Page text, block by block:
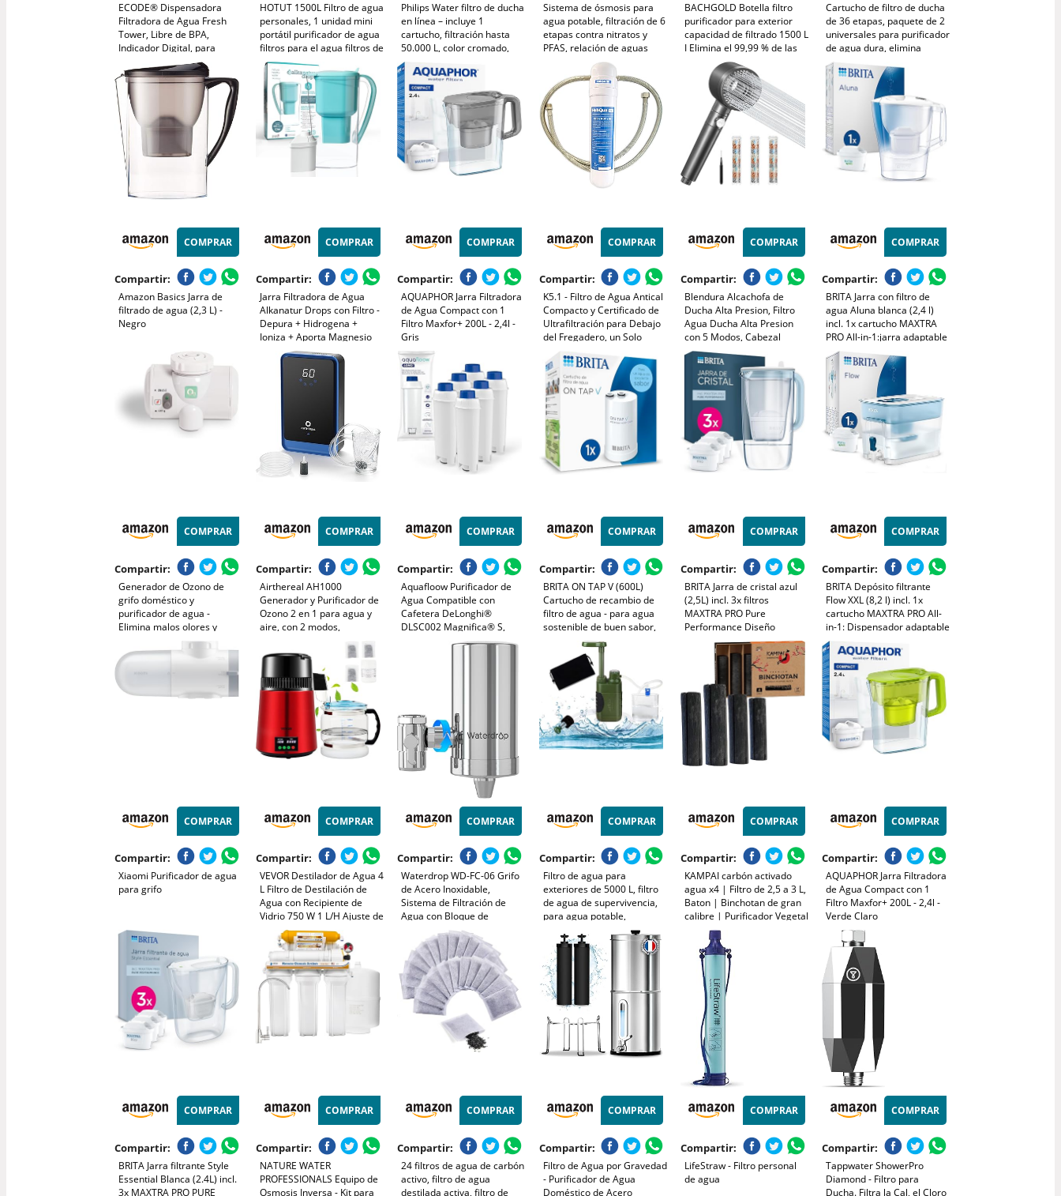
ECODE® Dispensadora
Filtradora de Agua Fresh
Tower, Libre de BPA,
Indicador Digital, para
Nevera, Incluye Filtro
purificador Compatible,
Capacidad de 9.5L, Larga
Duración - Water Filter jug
HOTUT 1500L Filtro de agua
personales, 1 unidad mini
portátil purificador de agua
filtros para el agua filtros de
agua de camping, filtro de
agua de exterior para
emergencias elimina el
99,99% de las
Philips Water filtro de ducha
en línea – incluye 1
cartucho, filtración hasta
50.000 L, color cromado,
reduce cloro hasta un 99%,
fácil de instalar, compatible
con la mayoría de duchas
Sistema de ósmosis para
agua potable, filtración de 6
etapas contra nitratos y
PFAS, relación de aguas
residuales 4:1, monitor TDS,
tanque de 4L, jarra de
cristal de remineralización
de 1,2 L para
BACHGOLD Botella filtro
purificador para exterior
capacidad de filtrado 1500 L
I Elimina el 99,99 % de las
bacterias y filtra
microplásticos,partículas y
cloro I Para situaciones
críticas, Negro 800ml
Cartucho de filtro de ducha
de 36 etapas, paquete de 2
universales para purificador
de agua dura, elimina
COMPRAR
Compartir:
Amazon Basics Jarra de
filtrado de agua (2,3 L) -
Negro
COMPRAR
Compartir:
Jarra Filtradora de Agua
Alkanatur Drops con Filtro -
Depura + Hidrogena +
Ioniza + Aporta Magnesio
Elimina Metales + Bacterias
- Normativa UNE
149101:2015 Capacidad
1.4L Libre de Tóxicos -
COMPRAR
Compartir:
AQUAPHOR Jarra Filtradora
de Agua Compact con 1
Filtro Maxfor+ 200L - 2,4l -
Gris
COMPRAR
Compartir:
K5.1 - Filtro de Agua Antical
Compacto y Certificado de
Ultrafiltración para Debajo
del Fregadero, un Solo
Cartucho 3 en 1, Máxima
Filtración y Ahorro,
Precisión de Filtrado 0.01
Micras
COMPRAR
Compartir:
Blendura Alcachofa de
Ducha Alta Presion, Filtro
Agua Ducha Alta Presion
con 5 Modos, Cabezal
Ducha Filtración de 3 Capas
y Piedras
COMPRAR
Compartir:
BRITA Jarra con filtro de
agua Aluna blanca (2,4 l)
incl. 1x cartucho MAXTRA
PRO All-in-1:jarra adaptable
al frigorífico con LTI digital
que reduce cloro, cal e
impurezas.
COMPRAR
Compartir:
Generador de Ozono de
grifo doméstico y
purificador de agua -
Elimina malos olores y
previene intoxicaciones
alimentarias - Producción
de ozono de 70 mg/h -
COMPRAR
Compartir:
Airthereal AH1000
Generador y Purificador de
Ozono 2 en 1 para agua y
aire, con 2 modos,
temporizador y generador
de iones negativos – limpia
agua, aire, paños, frutas y
verduras.
COMPRAR
Compartir:
Aquafloow Purificador de
Agua Compatible con
Cafetera DeLonghi®
DLSC002 Magnifica® S,
Eletta®, Dinamica®,
COMPRAR
Compartir:
BRITA ON TAP V (600L)
Cartucho de recambio de
filtro de agua - para agua
sostenible de buen sabor,
reduce las micro partículas,
PFAS, los metales pesados y
otras sustancias que
alteran el sabor
COMPRAR
Compartir:
BRITA Jarra de cristal azul
(2,5L) incl. 3x filtros
MAXTRA PRO Pure
Performance Diseño
premium con tapa abatible
de fácil llenado e indicador,
que reduce la cal, el cloro y
las impurezas
COMPRAR
Compartir:
BRITA Depósito filtrante
Flow XXL (8,2 l) incl. 1x
cartucho MAXTRA PRO All-
in-1: Dispensador adaptable
al frigorífico para familias y
oficinas, que reduce cloro,
cal e impurezas.
COMPRAR
Compartir:
Xiaomi Purificador de agua
para grifo
COMPRAR
Compartir:
VEVOR Destilador de Agua 4
L Filtro de Destilación de
Agua con Recipiente de
Vidrio 750 W 1 L/H Ajuste de
Velocidad, Destilación Filtro
Purificador 7,9 lbs de Acero
Inoxidable con Pantalla
Doble, Rojo
COMPRAR
Compartir:
Waterdrop WD-FC-06 Grifo
de Acero Inoxidable,
Sistema de Filtración de
Agua con Bloque de
Carbón, Elimina el Cloro, los
Metales Pesados y el Mal
Sabor (1 Filtro Incluido)
COMPRAR
Compartir:
Filtro de agua para
exteriores de 5000 L, filtro
de agua de supervivencia,
para agua potable,
purificador de agua portátil
para equipos de
emergencia, verde ejército
COMPRAR
Compartir:
KAMPAI carbón activado
agua x4 | Filtro de 2,5 a 3 L,
Baton | Binchotan de gran
calibre | Purificador Vegetal
Bio – Recarga jarra filtrante
– Purificación de agua del
grifo, botella de cristal
COMPRAR
Compartir:
AQUAPHOR Jarra Filtradora
de Agua Compact con 1
Filtro Maxfor+ 200L - 2,4l -
Verde Claro
COMPRAR
Compartir:
BRITA Jarra filtrante Style
Essential Blanca (2.4L) incl.
3x MAXTRA PRO PURE
COMPRAR
Compartir:
NATURE WATER
PROFESSIONALS Equipo de
Osmosis Inversa - Kit para
COMPRAR
Compartir:
24 filtros de agua de carbón
activo, filtro de agua
destilada activa, filtro de
COMPRAR
Compartir:
Filtro de Agua por Gravedad
- Purificador de Agua
Doméstico de Acero
COMPRAR
Compartir:
LifeStraw - Filtro personal
de agua
COMPRAR
Compartir:
Tappwater ShowerPro
Diamond - Filtro para
Ducha. Filtra la Cal, el Cloro